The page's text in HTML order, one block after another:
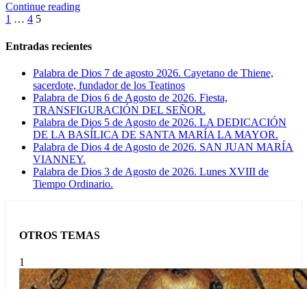
Continue reading
Paginación
de
1 … 4 5
Entradas recientes
Palabra de Dios 7 de agosto 2026. Cayetano de Thiene,
sacerdote, fundador de los Teatinos
Palabra de Dios 6 de Agosto de 2026. Fiesta,
TRANSFIGURACIÓN DEL SEÑOR.
Palabra de Dios 5 de Agosto de 2026. LA DEDICACIÓN
DE LA BASÍLICA DE SANTA MARÍA LA MAYOR.
Palabra de Dios 4 de Agosto de 2026. SAN JUAN MARÍA
VIANNEY.
Palabra de Dios 3 de Agosto de 2026. Lunes XVIII de
Tiempo Ordinario.
OTROS TEMAS
1